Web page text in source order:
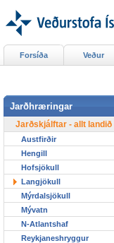
Forsíða Veður
Jarðhræringar
Jarðskjálftar - allt landið
Austfirðir
Hengill
Hofsjökull
Langjökull
Mýrdalsjökull
Mývatn
N-Atlantshaf
Reykjaneshryggur